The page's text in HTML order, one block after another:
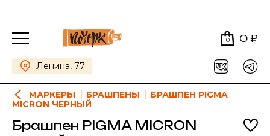
0 0 ₽
Ленина, 77
МАРКЕРЫ БРАШПЕНЫ
БРАШПЕН PIGMA
MICRON ЧЕРНЫЙ
Брашпен PIGMA MICRON